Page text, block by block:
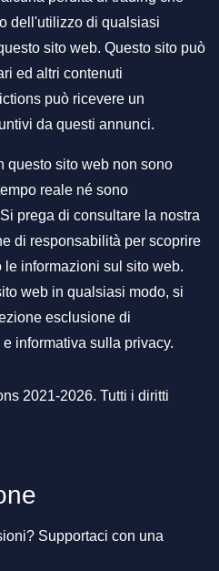
dell'utilizzo di qualsiasi
sito web. Questo sito può
ed altri contenuti
può ricevere un
da questi annunci.
questo sito web non sono
reale né sono
prega di consultare la nostra
di responsabilità per scoprire
informazioni sul sito web.
web in qualsiasi modo, si
esclusione di
e informativa sulla privacy.
2021-2026. Tutti i diritti
Supportaci con una